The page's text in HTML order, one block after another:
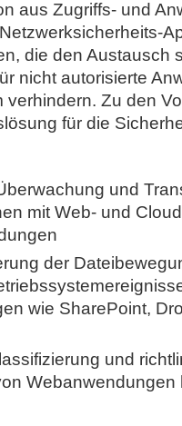
aus Zugriffs- und
die den Austausch
nicht autorisierte
verhindern. Zu den
für die
und
mit Web- und
der
wie SharePoint,
und
Webanwendungen